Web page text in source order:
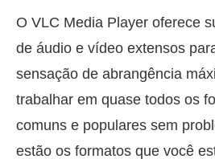
O VLC Media Player oferece
de áudio e vídeo extensos
sensação de abrangência
trabalhar em quase todos os
comuns e populares sem
estão os formatos que você